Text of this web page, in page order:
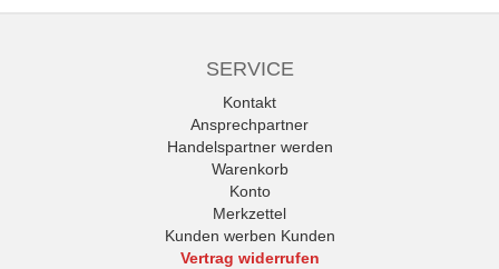
SERVICE
Kontakt
Ansprechpartner
Handelspartner werden
Warenkorb
Konto
Merkzettel
Kunden werben Kunden
Vertrag widerrufen